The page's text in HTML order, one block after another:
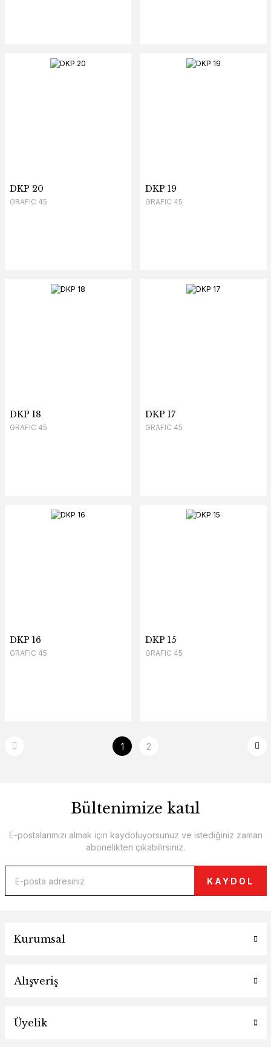
DKP 20
GRAFIC 45
DKP 19
GRAFIC 45
DKP 18
GRAFIC 45
DKP 17
GRAFIC 45
DKP 16
GRAFIC 45
DKP 15
GRAFIC 45
1 2
Bültenimize katıl
E-postalarımızı almak için kaydoluyorsunuz ve istediğiniz zaman
abonelikten çıkabilirsiniz.
KAYDOL
Kurumsal
Alışveriş
Üyelik